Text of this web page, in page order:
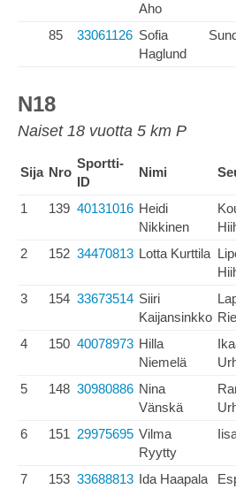
Aho
85 33061126 Sofia
Haglund
N18
Naiset 18 vuotta 5 km P
Sija Nro
Sportti-
ID
Nimi
1 139 40131016 Heidi
Nikkinen
2 152 34470813 Lotta Kurttila
3 154 33673514 Siiri
Kaijansinkko
4 150 40078973 Hilla
Niemelä
5 148 30980886 Nina
Vänskä
6 151 29975695 Vilma
Ryytty
7 153 33688813 Ida Haapala